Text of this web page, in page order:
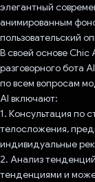
элегантный
анимированным
пользовательский
В своей основе Chic
разговорного бота
по всем вопросам
AI включают:
1. Консультация по
телосложения,
индивидуальные
2. Анализ
тенденциями и